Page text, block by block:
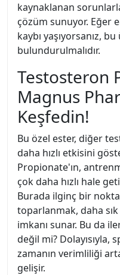
kaynaklanan
çözüm sunuyor. Eğer
kaybı yaşıyorsanız,
bulundurulmalıdır.
Testosteron
Magnus
Keşfedin!
Bu özel ester, diğer
daha hızlı etkisini
Propionate'ın,
çok daha hızlı hale
Burada ilginç bir
toparlanmak, daha
imkanı sunar. Bu da
değil mi? Dolayısıyla,
zamanın verimliliği
gelişir.